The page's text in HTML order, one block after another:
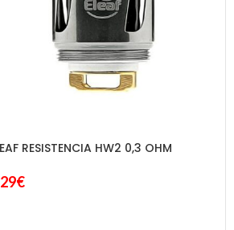
RESISTENCIA HW2 0,3 OHM
€